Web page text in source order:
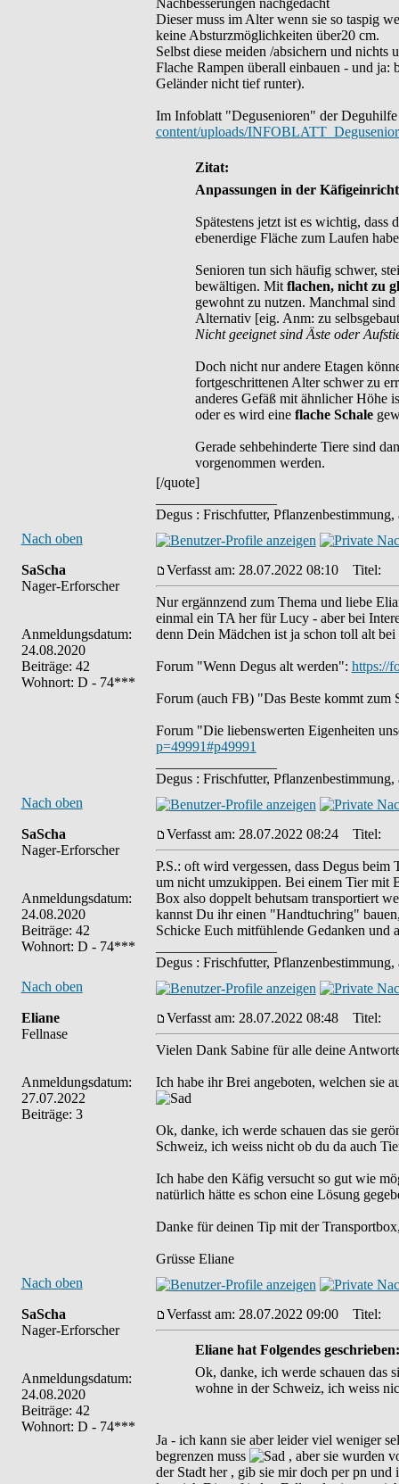
Nachbesserungen nachgedacht
Dieser muss im Alter wenn sie so taspig
keine Absturzmöglichkeiten über20 cm.
Selbst diese meiden /absichern und nichts
Flache Rampen überall einbauen - und ja:
Geländer nicht tief runter).
Im Infoblatt "Degusenioren" der Deguhilfe
content/uploads/
Zitat:
Anpassungen in der
Spätestens jetzt ist es wichtig,
ebenerdige Fläche zum Laufen
Senioren tun sich häufig schwer,
bewältigen. Mit flachen, nicht zu
gewohnt zu nutzen. Manchmal
Alternativ [eig. Anm: zu
Nicht geeignet sind Äste oder
Doch nicht nur andere Etagen
fortgeschrittenen Alter schwer zu
anderes Gefäß mit ähnlicher Höhe
oder es wird eineflache Schale
Gerade sehbehinderte Tiere sind
vorgenommen werden.
[/quote]
Degus : Frischfutter,
Nach oben
SaScha
Nager-Erforscher
Anmeldungsdatum:
24.08.2020
Beiträge: 42
Wohnort: D - 74***
Verfasst am: 28.07.2022 08:10 Titel:
Nur ergännzend zum Thema und liebe
einmal ein TA her für Lucy - aber bei
denn Dein Mädchen ist ja schon toll alt
Forum "Wenn Degus alt werden": https://
Forum (auch FB) "Das Beste kommt zum
Forum "Die liebenswerten Eigenheiten
p=49991#p49991
Degus : Frischfutter,
Nach oben
SaScha
Nager-Erforscher
Anmeldungsdatum:
24.08.2020
Beiträge: 42
Wohnort: D - 74***
Verfasst am: 28.07.2022 08:24 Titel:
P.S.: oft wird vergessen, dass Degus
um nicht umzukippen. Bei einem Tier mit
Box also doppelt behutsam transportiert
kannst Du ihr einen "Handtuchring"
Schicke Euch mitfühlende Gedanken und
Degus : Frischfutter,
Nach oben
Eliane
Fellnase
Anmeldungsdatum:
27.07.2022
Beiträge: 3
Verfasst am: 28.07.2022 08:48 Titel:
Vielen Dank Sabine für alle deine
Ich habe ihr Brei angeboten, welchen sie
Ok, danke, ich werde schauen das sie
Schweiz, ich weiss nicht ob du da auch
Ich habe den Käfig versucht so gut wie
natürlich hätte es schon eine Lösung
Danke für deinen Tip mit der
Grüsse Eliane
Nach oben
SaScha
Nager-Erforscher
Anmeldungsdatum:
24.08.2020
Beiträge: 42
Wohnort: D - 74***
Verfasst am: 28.07.2022 09:00 Titel:
Eliane hat Folgendes
Ok, danke, ich werde schauen das
wohne in der Schweiz, ich weiss
Ja - ich kann sie aber leider viel weniger
begrenzen muss
, aber sie wurden
der Stadt her , gib sie mir doch per pn und